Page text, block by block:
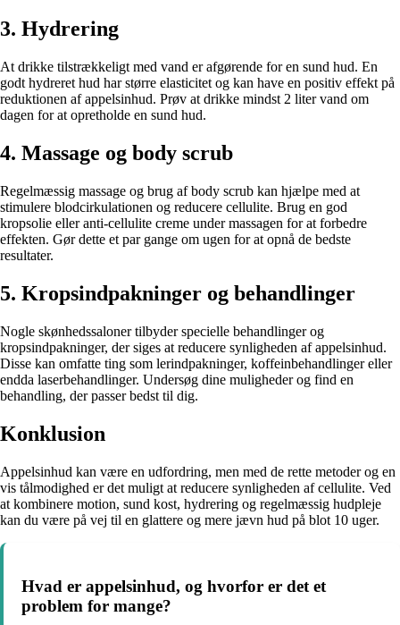
3. Hydrering
At drikke tilstrækkeligt med vand er afgørende for en sund hud. En
godt hydreret hud har større elasticitet og kan have en positiv effekt på
reduktionen af appelsinhud. Prøv at drikke mindst 2 liter vand om
dagen for at opretholde en sund hud.
4. Massage og body scrub
Regelmæssig massage og brug af body scrub kan hjælpe med at
stimulere blodcirkulationen og reducere cellulite. Brug en god
kropsolie eller anti-cellulite creme under massagen for at forbedre
effekten. Gør dette et par gange om ugen for at opnå de bedste
resultater.
5. Kropsindpakninger og behandlinger
Nogle skønhedssaloner tilbyder specielle behandlinger og
kropsindpakninger, der siges at reducere synligheden af appelsinhud.
Disse kan omfatte ting som lerindpakninger, koffeinbehandlinger eller
endda laserbehandlinger. Undersøg dine muligheder og find en
behandling, der passer bedst til dig.
Konklusion
Appelsinhud kan være en udfordring, men med de rette metoder og en
vis tålmodighed er det muligt at reducere synligheden af cellulite. Ved
at kombinere motion, sund kost, hydrering og regelmæssig hudpleje
kan du være på vej til en glattere og mere jævn hud på blot 10 uger.
Hvad er appelsinhud, og hvorfor er det et
problem for mange?